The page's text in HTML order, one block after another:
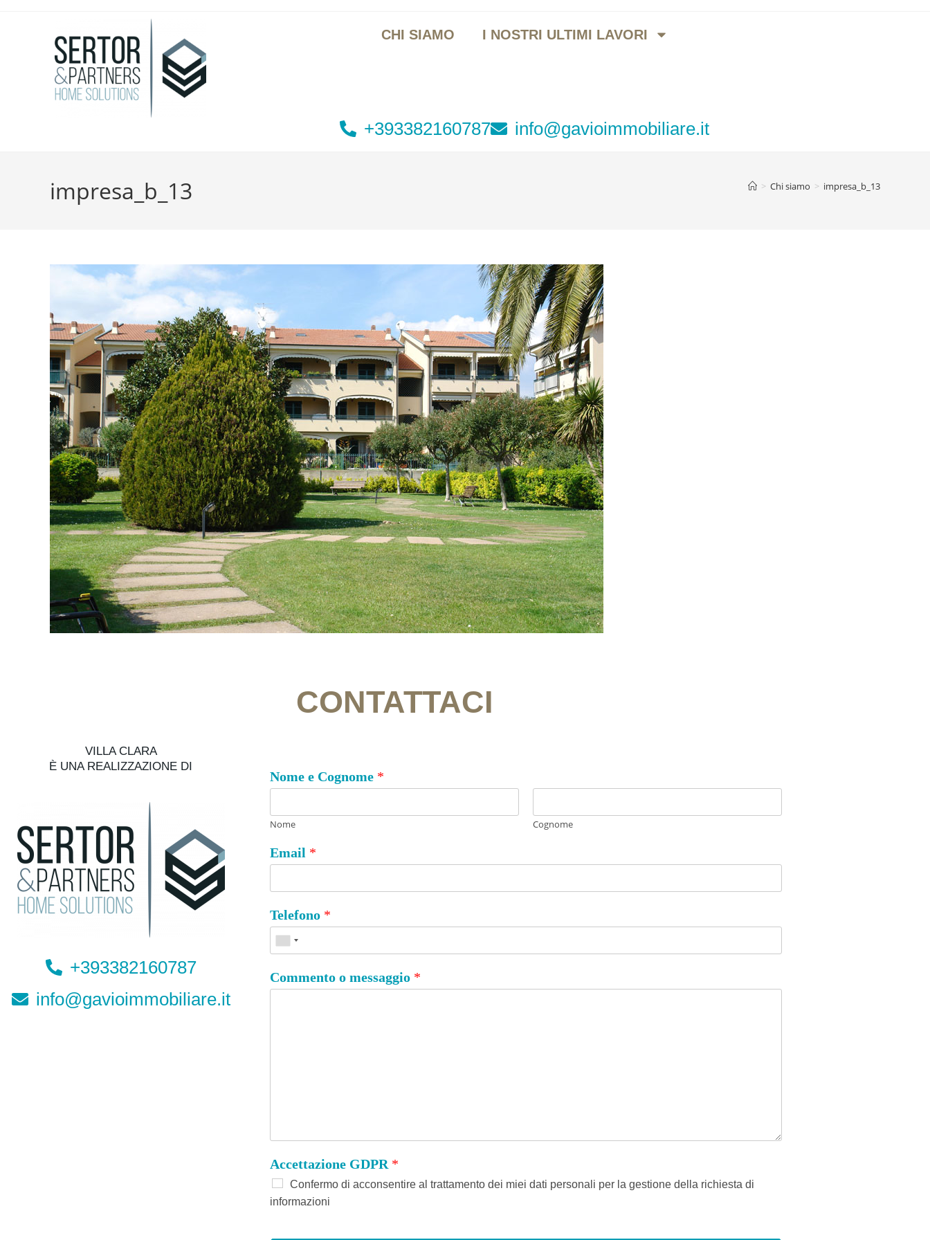
CHI SIAMO I NOSTRI ULTIMI LAVORI
+393382160787 info@gavioimmobiliare.it
impresa_b_13 > Chi siamo > impresa_b_13
CONTATTACI
VILLA CLARA
È UNA REALIZZAZIONE DI
+393382160787
info@gavioimmobiliare.it
Nome e Cognome *
Nome Cognome
Email *
Telefono *
Commento o messaggio *
Accettazione GDPR *
Confermo di acconsentire al trattamento dei miei dati personali per la gestione della richiesta di
informazioni